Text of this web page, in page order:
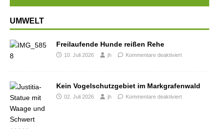
UMWELT
Freilaufende Hunde reißen Rehe
10. Juli 2026 jh Kommentare deaktiviert
Kein Vogelschutzgebiet im Markgrafenwald
02. Juli 2026 jh Kommentare deaktiviert